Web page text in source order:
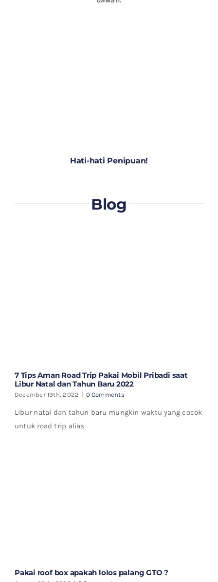
Hati-hati Penipuan!
Blog
7 Tips Aman Road Trip Pakai Mobil Pribadi saat
Libur Natal dan Tahun Baru 2022
December 19th, 2022 | 0 Comments
Libur natal dan tahun baru mungkin waktu yang cocok
untuk road trip alias
Pakai roof box apakah lolos palang GTO ?